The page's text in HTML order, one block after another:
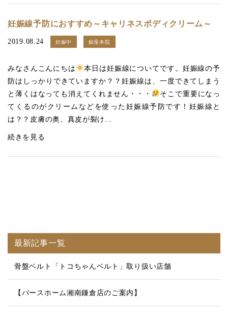
妊娠線予防におすすめ～キャリネスボディクリーム～
2019.08.24 妊娠中 銀座本院
みなさんこんにちは
本日は妊娠線についてです。妊娠線の予
防はしっかりできていますか？？妊娠線は、一度できてしまう
と薄くはなっても消えてくれません・・・
そこで重要になっ
てくるのがクリームなどを使った妊娠線予防です！妊娠線と
は？？皮膚の奥、真皮が裂け…
続きを見る
最新記事一覧
骨盤ベルト「トコちゃんベルト」取り扱い店舗
【バースホーム湘南鎌倉店のご案内】